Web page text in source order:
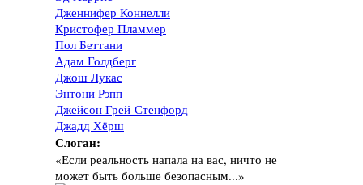
Дженнифер Коннелли
Кристофер Пламмер
Пол Беттани
Адам Голдберг
Джош Лукас
Энтони Рэпп
Джейсон Грей-Стенфорд
Джадд Хёрш
Слоган:
«Если реальность напала на вас, ничто не
может быть больше безопасным...»